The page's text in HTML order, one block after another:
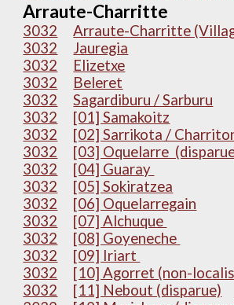
Arraute-Charritte
3032
Arraute-Charritte
3032
Jauregia
3032
Elizetxe
3032
Beleret
3032
Sagardiburu / Sarburu
3032
[01] Samakoitz
3032
[02] Sarrikota /
3032
[03] Oquelarre
3032
[04] Guaray
3032
[05] Sokiratzea
3032
[06] Oquelarregain
3032
[07] Alchuque
3032
[08] Goyeneche
3032
[09] Iriart
3032
[10] Agorret (non-
3032
[11] Nebout (disparue)